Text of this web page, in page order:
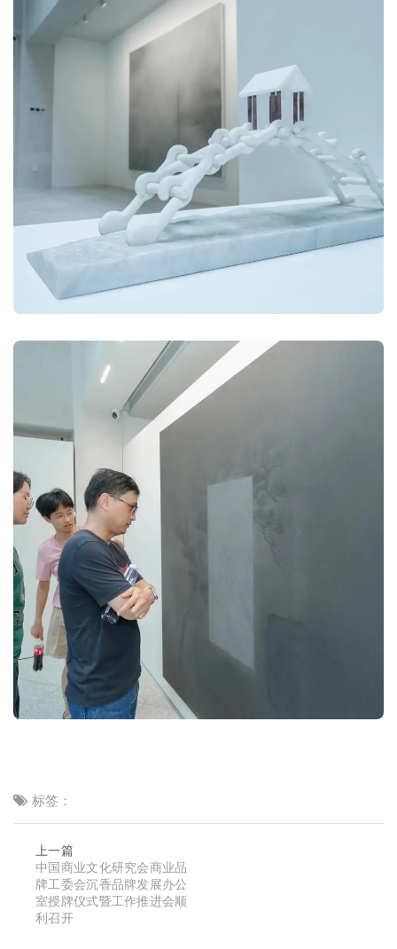
标签：
上一篇
中国商业文化研究会商业品
牌工委会沉香品牌发展办公
室授牌仪式暨工作推进会顺
利召开